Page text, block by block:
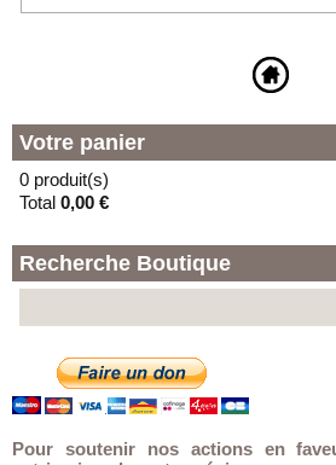
Votre panier
0 produit(s)
Total 0,00 €
Recherche Boutique
Pour soutenir nos actions en